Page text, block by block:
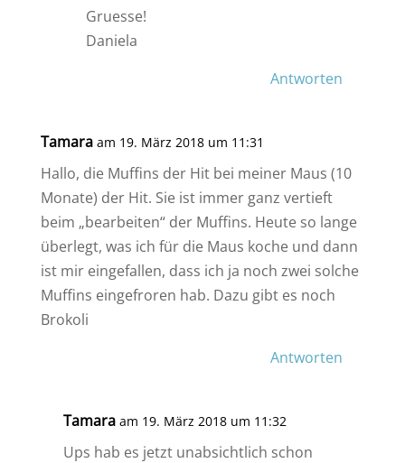
Gruesse!
Daniela
Antworten
Tamara am 19. März 2018 um 11:31
Hallo, die Muffins der Hit bei meiner Maus (10
Monate) der Hit. Sie ist immer ganz vertieft
beim „bearbeiten“ der Muffins. Heute so lange
überlegt, was ich für die Maus koche und dann
ist mir eingefallen, dass ich ja noch zwei solche
Muffins eingefroren hab. Dazu gibt es noch
Brokoli
Antworten
Tamara am 19. März 2018 um 11:32
Ups hab es jetzt unabsichtlich schon